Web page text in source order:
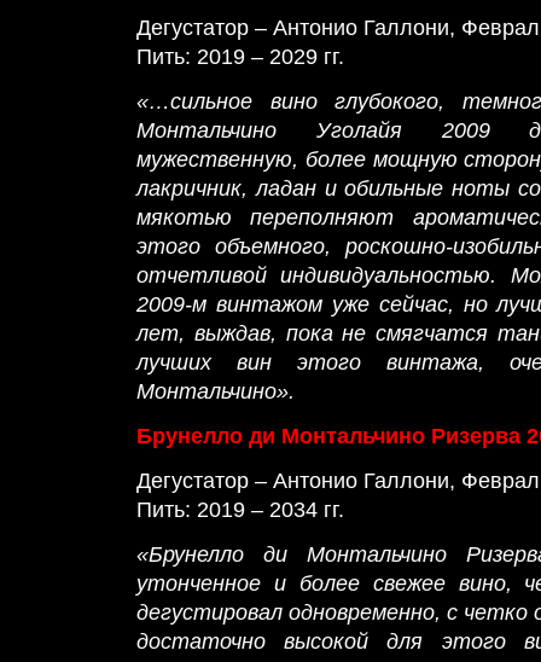
Дегустатор – Антонио Галлони,
Пить: 2019 – 2029 гг.
«…сильное вино глубокого,
Монтальчино Уголайя 2009
мужественную, более мощную
лакричник, ладан и обильные ноты
мякотью переполняют
этого объемного, роскошно-
отчетливой индивидуальностью.
2009-м винтажом уже сейчас, но
лет, выждав, пока не смягчатся
лучших вин этого винтажа,
Монтальчино».
Брунелло ди Монтальчино Ризерва
Дегустатор – Антонио Галлони,
Пить: 2019 – 2034 гг.
«Брунелло ди Монтальчино
утонченное и более свежее вино,
дегустировал одновременно, с
достаточно высокой для этого